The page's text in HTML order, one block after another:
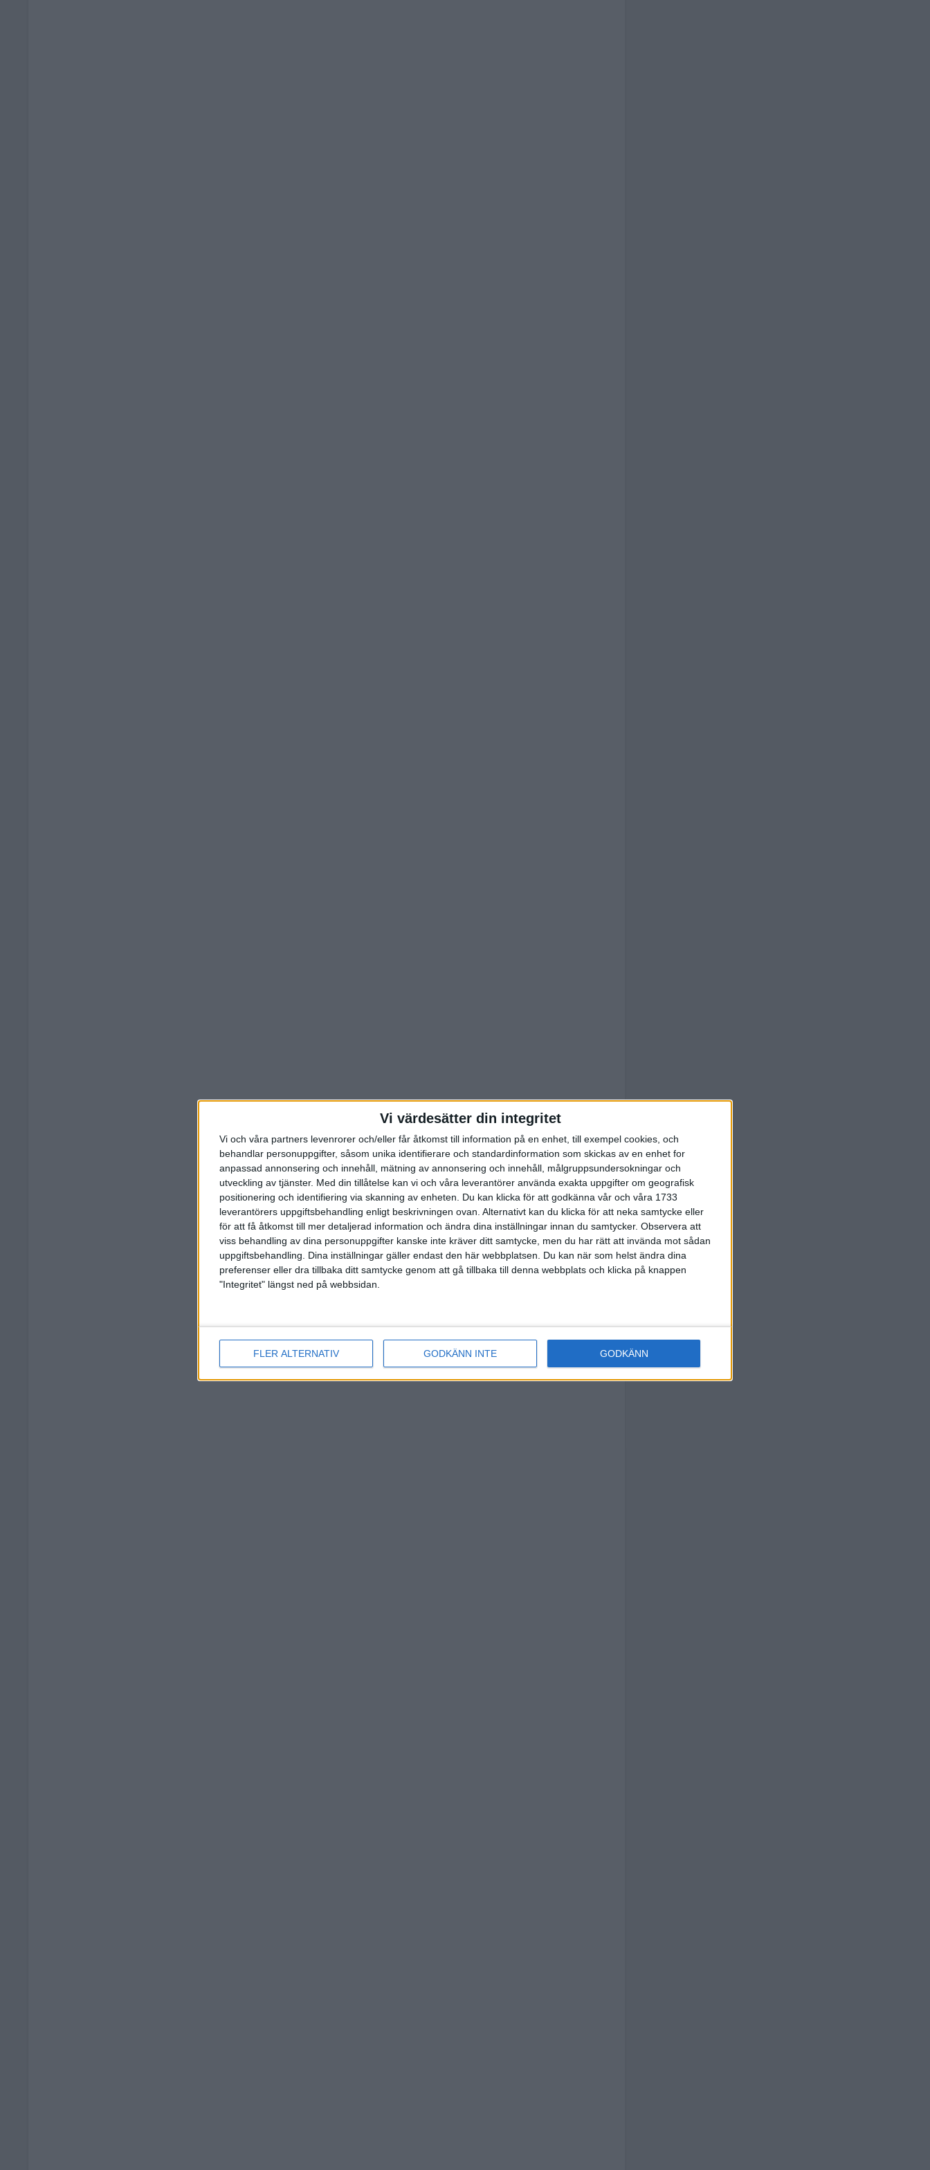
Vi värdesätter din integritet
Vi och våra partners levenrorer och/eller får åtkomst till information på en enhet, till exempel cookies, och
behandlar personuppgifter, såsom unika identifierare och standardinformation som skickas av en enhet for
anpassad annonsering och innehåll, mätning av annonsering och innehåll, målgruppsundersokningar och
utveckling av tjänster. Med din tillåtelse kan vi och våra leverantörer använda exakta uppgifter om geografisk
positionering och identifiering via skanning av enheten. Du kan klicka för att godkänna vår och våra 1733
leverantörers uppgiftsbehandling enligt beskrivningen ovan. Alternativt kan du klicka för att neka samtycke eller
för att få åtkomst till mer detaljerad information och ändra dina inställningar innan du samtycker. Observera att
viss behandling av dina personuppgifter kanske inte kräver ditt samtycke, men du har rätt att invända mot sådan
uppgiftsbehandling. Dina inställningar gäller endast den här webbplatsen. Du kan när som helst ändra dina
preferenser eller dra tillbaka ditt samtycke genom att gå tillbaka till denna webbplats och klicka på knappen
"Integritet" längst ned på webbsidan.
FLER ALTERNATIV GODKÄNN INTE GODKÄNN